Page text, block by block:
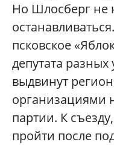
Но Шлосберг не
псковское
депутата
выдвинут
организациями
партии. К
пройти после